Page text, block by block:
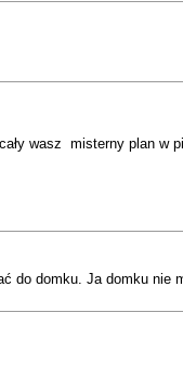
wasz misterny plan w
do domku. Ja domku